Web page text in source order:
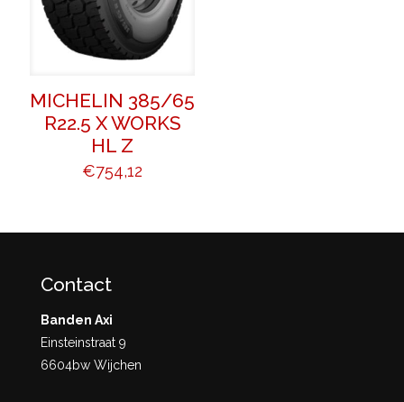
MICHELIN 385/65
R22.5 X WORKS
HL Z
€754,12
Contact
Banden Axi
Einsteinstraat 9
6604bw Wijchen